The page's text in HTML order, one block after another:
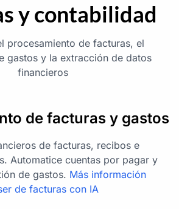
y contabilidad
procesamiento de facturas, el
gastos y la extracción de datos
financieros
de facturas y gastos
de facturas, recibos e
Automatice cuentas por pagar y
de gastos. Más información
de facturas con IA